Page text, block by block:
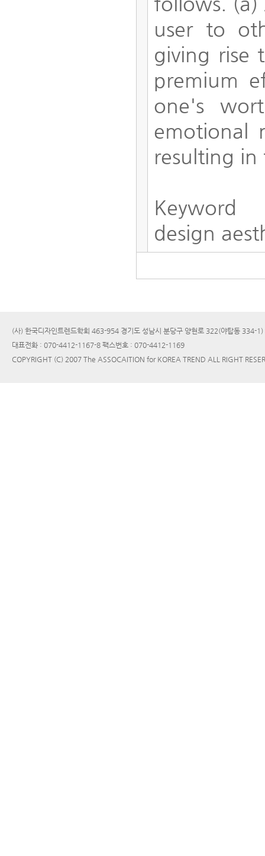
user to
giving rise
premium
one's
emotional
resulting
Keyword
design
(사) 한국디자인트렌드학회 463-954 경기도 성남시 분당구 양현로 322(야탑동 334-
대표전화 : 070-4412-1167-8 팩스번호 : 070-4412-1169
COPYRIGHT (C) 2007 The ASSOCAITION for KOREA TREND ALL RIGHT